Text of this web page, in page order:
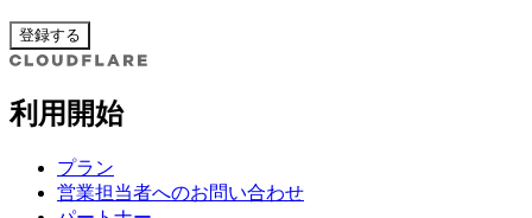
登録する
利用開始
プラン
営業担当者へのお問い合わせ